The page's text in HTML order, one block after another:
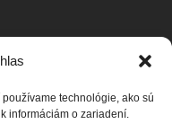
technológie, ako sú
informáciám o zariadení.